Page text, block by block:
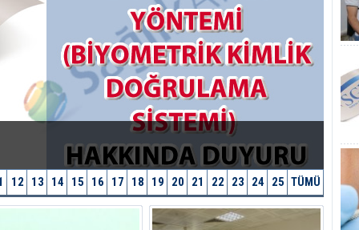
12 13 14 15 16 17 18 19 20 21 22 23 24 25 TÜMÜ